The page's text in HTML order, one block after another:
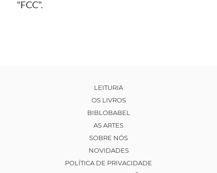
"FCC".
LEITURIA
OS LIVROS
BIBLOBABEL
AS ARTES
SOBRE NÓS
NOVIDADES
POLÍTICA DE PRIVACIDADE